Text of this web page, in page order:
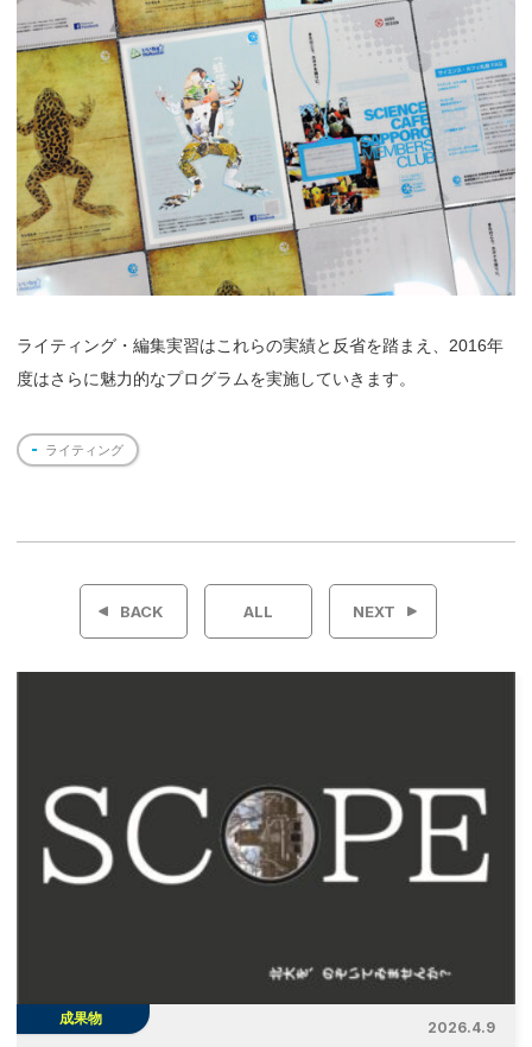
ライティング・編集実習はこれらの実績と反省を踏まえ、2016年
度はさらに魅力的なプログラムを実施していきます。
ライティング
投
ー
シ
ョ
BACK ALL NEXT
成果物
2026.4.9